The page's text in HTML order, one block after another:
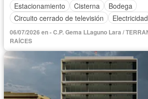
Estacionamiento
Cisterna
Bodega
Circuito cerrado de televisión
Electricidad
06/07/2026 en - C.P. Gema LLaguno Lara /
RAÍCES